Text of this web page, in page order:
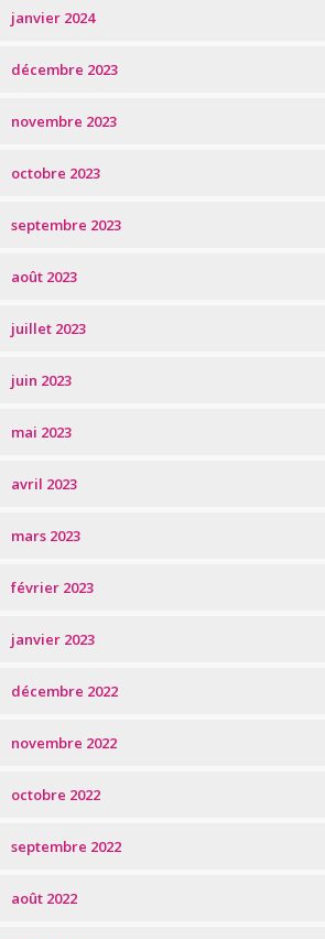
janvier 2024
décembre 2023
novembre 2023
octobre 2023
septembre 2023
août 2023
juillet 2023
juin 2023
mai 2023
avril 2023
mars 2023
février 2023
janvier 2023
décembre 2022
novembre 2022
octobre 2022
septembre 2022
août 2022